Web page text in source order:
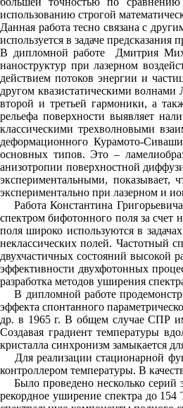
использованию строгой
Данная работа тесно связана с
используется в задаче предсказания
В дипломной работе Дмитрия
наноструктур при лазерном
действием потоков энергии и
другом квазистатическими
второй и третьей гармоники, а
рельефа поверхности выявляет
классическими трехволновыми
деформационного Курамото-
основных типов. Это –
анизотропии поверхностной
экспериментальными, показывает,
экспериментально при лазерном и
Работа Константина
спектром бифотонного поля за счет
поля широко используются в
неклассических полей. Частотный
двухчастичных состояний высокой
эффективности двухфотонных
разработка методов уширения
В дипломной работе
эффекта спонтанного
др. в 1965 г. В общем случае СПР
Создавая градиент температуры
кристалла синхронизм замыкается
Для реализации стационарной
контроллером температуры. В
Было проведено несколько серий
рекордное уширение спектра до